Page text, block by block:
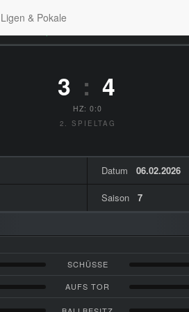
Ligen & Pokale
3 : 4
HZ: 0:0
2. SPIELTAG
Datum 06.02.2026
Saison 7
SCHÜSSE
AUFS TOR